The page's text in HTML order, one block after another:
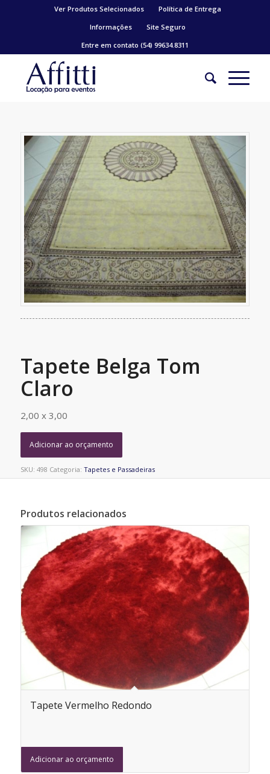
Ver Produtos Selecionados
Política de Entrega
Informações
Site Seguro
Entre em contato (54) 99634.8311
Tapete Belga Tom
Claro
2,00 x 3,00
Adicionar ao orçamento
SKU: 498 Categoria: Tapetes e Passadeiras
Produtos relacionados
Tapete Vermelho Redondo
Adicionar ao orçamento